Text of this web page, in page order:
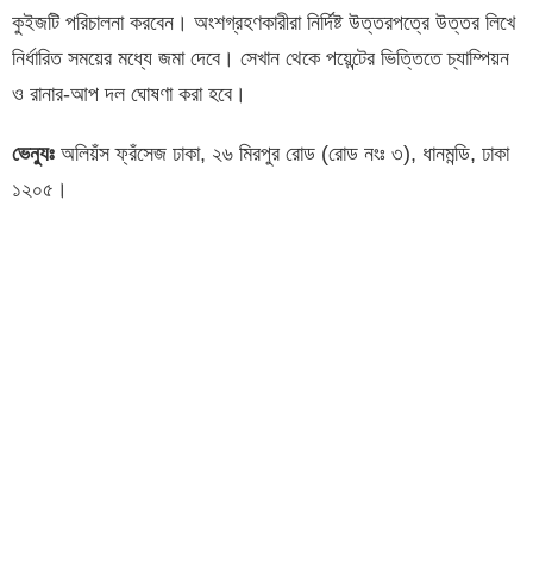
কুইজটি পরিচালনা করবেন। অংশগ্রহণকারীরা নির্দিষ্ট উত্তরপত্রে উত্তর লিখে
নির্ধারিত সময়ের মধ্যে জমা দেবে। সেখান থেকে পয়েন্টের ভিত্তিতে চ্যাম্পিয়ন
ও রানার-আপ দল ঘোষণা করা হবে।
ভেন্যুঃ অলিয়ঁস ফ্রঁসেজ ঢাকা, ২৬ মিরপুর রোড (রোড নংঃ ৩), ধানমন্ডি, ঢাকা
১২০৫।